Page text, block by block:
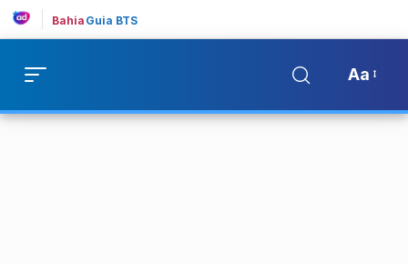
Bahia Guia BTS
Aa